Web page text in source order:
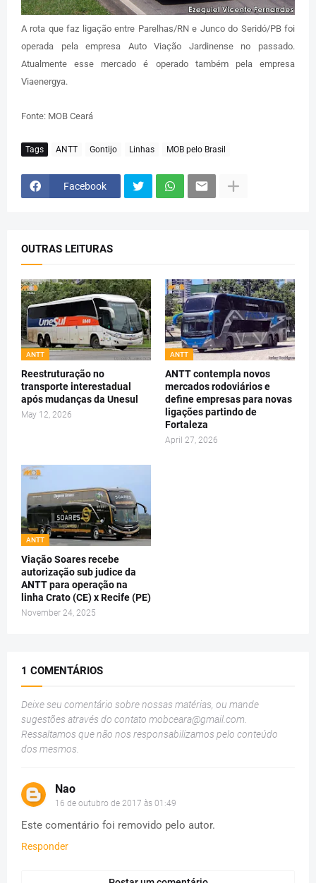
A rota que faz ligação entre Parelhas/RN e Junco do Seridó/PB foi
operada pela empresa Auto Viação Jardinense no passado.
Atualmente esse mercado é operado também pela empresa
Viaenergya.
Fonte: MOB Ceará
Tags ANTT Gontijo Linhas MOB pelo Brasil
Facebook
OUTRAS LEITURAS
ANTT
Reestruturação no
transporte interestadual
após mudanças da Unesul
May 12, 2026
ANTT
ANTT contempla novos
mercados rodoviários e
define empresas para novas
ligações partindo de
Fortaleza
April 27, 2026
ANTT
Viação Soares recebe
autorização sub judice da
ANTT para operação na
linha Crato (CE) x Recife (PE)
November 24, 2025
1 COMENTÁRIOS
Deixe seu comentário sobre nossas matérias, ou mande
sugestões através do contato mobceara@gmail.com.
Ressaltamos que não nos responsabilizamos pelo conteúdo
dos mesmos.
Nao
16 de outubro de 2017 às 01:49
Este comentário foi removido pelo autor.
Responder